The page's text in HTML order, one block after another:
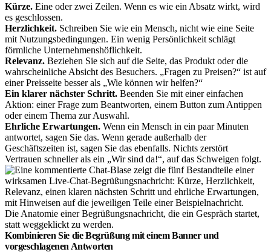
Kürze. Eine oder zwei Zeilen. Wenn es wie ein Absatz wirkt, wird
es geschlossen.
Herzlichkeit. Schreiben Sie wie ein Mensch, nicht wie eine Seite
mit Nutzungsbedingungen. Ein wenig Persönlichkeit schlägt
förmliche Unternehmenshöflichkeit.
Relevanz. Beziehen Sie sich auf die Seite, das Produkt oder die
wahrscheinliche Absicht des Besuchers. „Fragen zu Preisen?“ ist auf
einer Preisseite besser als „Wie können wir helfen?“
Ein klarer nächster Schritt. Beenden Sie mit einer einfachen
Aktion: einer Frage zum Beantworten, einem Button zum Antippen
oder einem Thema zur Auswahl.
Ehrliche Erwartungen. Wenn ein Mensch in ein paar Minuten
antwortet, sagen Sie das. Wenn gerade außerhalb der
Geschäftszeiten ist, sagen Sie das ebenfalls. Nichts zerstört
Vertrauen schneller als ein „Wir sind da!“, auf das Schweigen folgt.
Die Anatomie einer Begrüßungsnachricht, die ein Gespräch startet,
statt weggeklickt zu werden.
Kombinieren Sie die Begrüßung mit einem Banner und
vorgeschlagenen Antworten